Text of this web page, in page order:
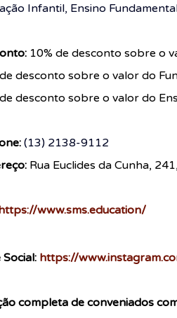
Infantil, Ensino
10% de desconto sobre o
desconto sobre o valor do
desconto sobre o valor do
(13) 2138-9112
Rua Euclides da Cunha,
www.sms.education/
Social: https://
completa de conveniados